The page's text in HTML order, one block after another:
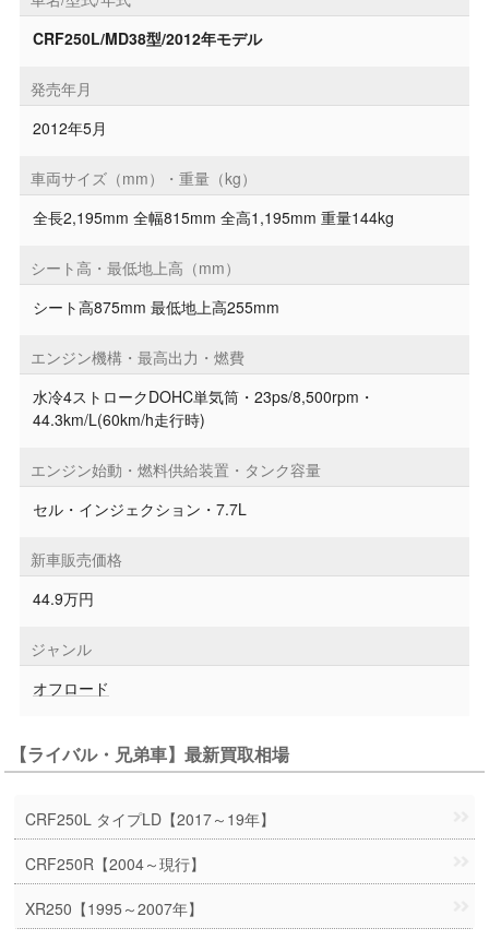
CRF250L/MD38型/2012年モデル
発売年月
2012年5月
車両サイズ（mm）・重量（kg）
全長2,195mm 全幅815mm 全高1,195mm 重量144kg
シート高・最低地上高（mm）
シート高875mm 最低地上高255mm
エンジン機構・最高出力・燃費
水冷4ストロークDOHC単気筒・23ps/8,500rpm・
44.3km/L(60km/h走行時)
エンジン始動・燃料供給装置・タンク容量
セル・インジェクション・7.7L
新車販売価格
44.9万円
ジャンル
オフロード
【ライバル・兄弟車】最新買取相場
CRF250L タイプLD【2017～19年】
CRF250R【2004～現行】
XR250【1995～2007年】